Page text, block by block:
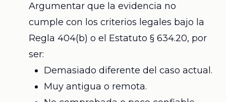
Argumentar que la evidencia no
cumple con los criterios legales bajo la
Regla 404(b) o el Estatuto § 634.20, por
ser:
Demasiado diferente del caso actual.
Muy antigua o remota.